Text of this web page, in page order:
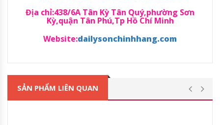
Địa chỉ:438/6A Tân Kỳ Tân Quý,phường Sơn
Kỳ,quận Tân Phú,Tp Hồ Chí Minh
Website:dailysonchinhhang.com
SẢN PHẨM LIÊN QUAN